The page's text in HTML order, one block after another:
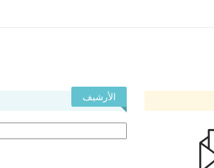
الأرشيف